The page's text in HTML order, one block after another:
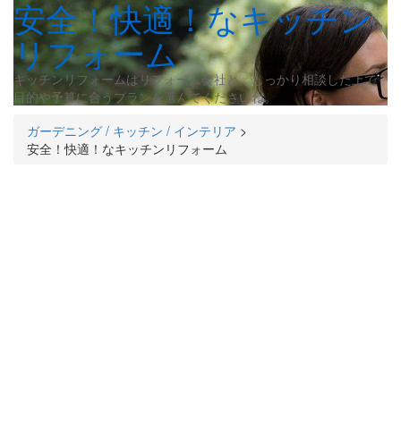
安全！快適！なキッチン
リフォーム
キッチンリフォームはリフォーム会社と、しっかり相談した上で
目的や予算に合うプランを選んでくださいね。
ガーデニング / キッチン / インテリア >
安全！快適！なキッチンリフォーム